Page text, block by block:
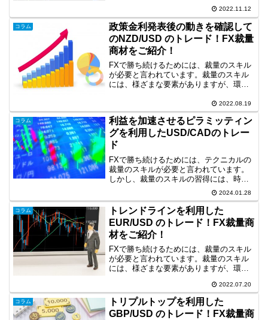
もあります。そこで、今回は、裁量に加
えファンダメンタルズの...
2022.11.12
コラム
政策金利発表後の動きを確認して
のNZD/USD のトレード！FX裁量
商材をご紹介！
FXで勝ち続けるためには、裁量のスキル
が必要と言われています。裁量のスキル
には、様ざまな要素がありますが、環境
で、今回は、4時間足の環境認識に基づい
たトレード事例を取り上げます。政策金
利発表後の動きを確認し...
2022.08.19
コラム
利益を加速させるピラミッティン
グを利用したUSD/CADのトレー
ド
FXで勝ち続けるためには、テクニカルの
裁量のスキルが必要と言われています。
しかし、裁量のスキルの習得には、時間
がかかりますので効率化が求められま
す。そこで、現在練習ソフトを用いて時
短で波動と大衆心理を利用した手法の開
発に取り組んでいます。こ...
2024.01.28
コラム
トレンドラインを利用した
EUR/USD のトレード！FX裁量商
材をご紹介！
FXで勝ち続けるためには、裁量のスキル
が必要と言われています。裁量のスキル
には、様ざまな要素がありますが、環境
で、今回は、4時間足の環境認識に基づい
たトレード事例を取り上げます。トレン
ドラインを利用したEU...
2022.07.20
コラム
トリプルトップを利用した
GBP/USD のトレード！FX裁量商